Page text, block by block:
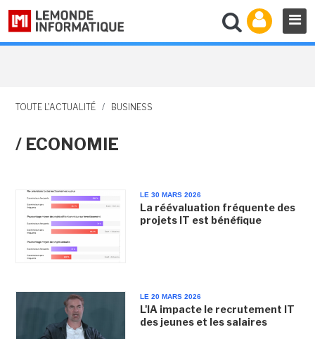
TOUTE L'ACTUALITÉ / BUSINESS
/ ECONOMIE
LE 30 MARS 2026
La réévaluation fréquente des
projets IT est bénéfique
LE 20 MARS 2026
L'IA impacte le recrutement IT
des jeunes et les salaires